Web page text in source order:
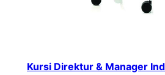
Kursi Direktur & Manager